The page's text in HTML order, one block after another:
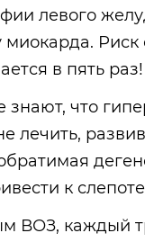
левого
миокарда.
в пять раз!
знают, что
лечить,
к
ВОЗ, каждый